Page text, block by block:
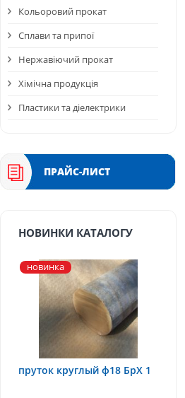
Кольоровий прокат
Сплави та припої
Нержавіючий прокат
Хімічна продукція
Пластики та діелектрики
ПРАЙС-ЛИСТ
НОВИНКИ КАТАЛОГУ
новинка
пруток круглый ф18 БрХ 1